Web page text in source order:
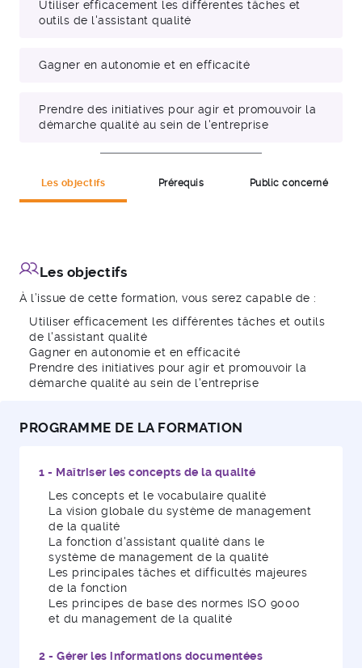
Utiliser efficacement les différentes tâches et
outils de l'assistant qualité
Gagner en autonomie et en efficacité
Prendre des initiatives pour agir et promouvoir la
démarche qualité au sein de l'entreprise
Les objectifs Prérequis Public concerné
Les objectifs
À l’issue de cette formation, vous serez capable de :
Utiliser efficacement les différentes tâches et outils
de l'assistant qualité
Gagner en autonomie et en efficacité
Prendre des initiatives pour agir et promouvoir la
démarche qualité au sein de l'entreprise
PROGRAMME DE LA FORMATION
1 - Maîtriser les concepts de la qualité
Les concepts et le vocabulaire qualité
La vision globale du système de management
de la qualité
La fonction d'assistant qualité dans le
système de management de la qualité
Les principales tâches et difficultés majeures
de la fonction
Les principes de base des normes ISO 9000
et du management de la qualité
2 - Gérer les informations documentées